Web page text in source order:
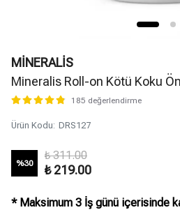
MİNERALİS
Mineralis Roll-on Kötü Koku
185 değerlendirme
Ürün Kodu: DRS127
%30
₺ 311.00
₺ 219.00
* Maksimum 3 İş günü içerisinde